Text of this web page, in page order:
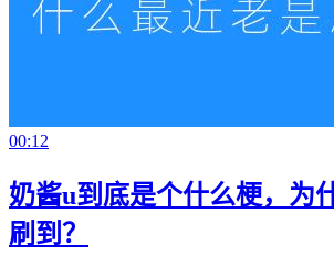
00:12
奶酱u到底是个什么梗，为
刷到？